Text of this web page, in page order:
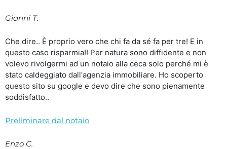
Gianni T.
Che dire.. È proprio vero che chi fa da sé fa per tre! E in
questo caso risparmia!! Per natura sono diffidente e non
volevo rivolgermi ad un notaio alla ceca solo perché mi è
stato caldeggiato dall'agenzia immobiliare. Ho scoperto
questo sito su google e devo dire che sono pienamente
soddisfatto..
Preliminare dal notaio
Enzo C.